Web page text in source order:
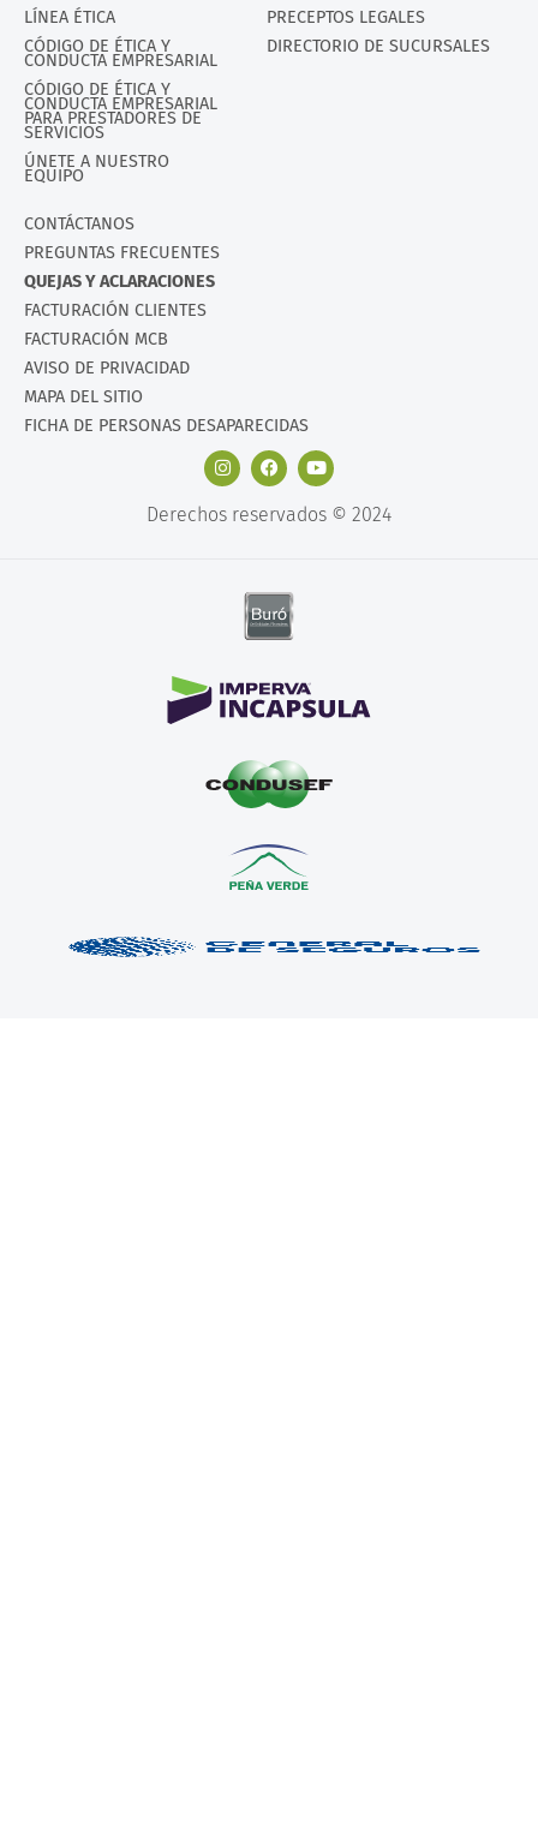
LÍNEA ÉTICA
CÓDIGO DE ÉTICA Y
CONDUCTA EMPRESARIAL
CÓDIGO DE ÉTICA Y
CONDUCTA EMPRESARIAL
PARA PRESTADORES DE
SERVICIOS
ÚNETE A NUESTRO
EQUIPO
PRECEPTOS LEGALES
DIRECTORIO DE SUCURSALES
CONTÁCTANOS
PREGUNTAS FRECUENTES
QUEJAS Y ACLARACIONES
FACTURACIÓN CLIENTES
FACTURACIÓN MCB
AVISO DE PRIVACIDAD
MAPA DEL SITIO
FICHA DE PERSONAS DESAPARECIDAS
Derechos reservados © 2024